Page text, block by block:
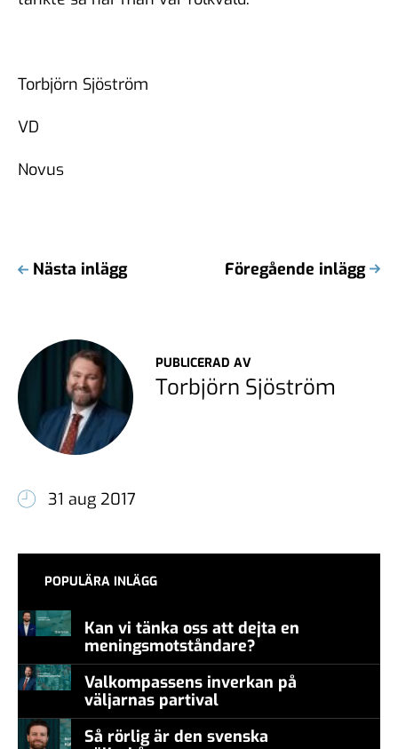
Torbjörn Sjöström
VD
Novus
Nästa inlägg Föregående inlägg
PUBLICERAD AV
Torbjörn Sjöström
31 aug 2017
POPULÄRA INLÄGG
Kan vi tänka oss att dejta en
meningsmotståndare?
Valkompassens inverkan på
väljarnas partival
Så rörlig är den svenska